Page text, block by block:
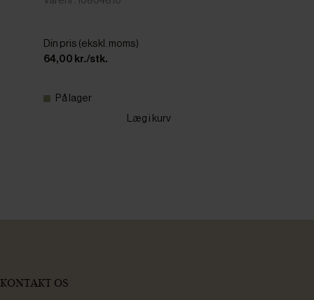
Din pris (ekskl. moms)
64,00 kr./stk.
På lager
Læg i kurv
KONTAKT OS